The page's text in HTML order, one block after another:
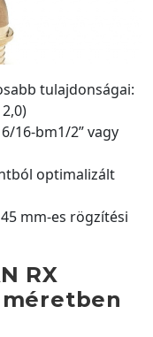
tulajdonságai:
16-bm1/2” vagy
optimalizált
mm-es rögzítési
RX